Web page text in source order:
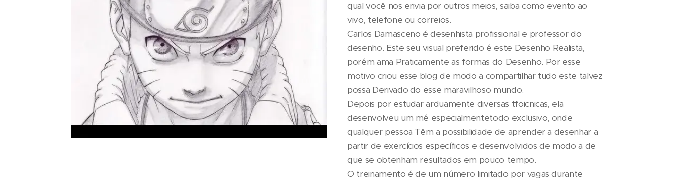
qual você nos envia por outros meios, saiba como evento ao
vivo, telefone ou correios.
Carlos Damasceno é desenhista profissional e professor do
desenho. Este seu visual preferido é este Desenho Realista,
porém ama Praticamente as formas do Desenho. Por esse
motivo criou esse blog de modo a compartilhar tudo este talvez
possa Derivado do esse maravilhoso mundo.
Depois por estudar arduamente diversas tfoicnicas, ela
desenvolveu um mé especialmentetodo exclusivo, onde
qualquer pessoa Têm a possibilidade de aprender a desenhar a
partir de exercícios específicos e desenvolvidos de modo a de
que se obtenham resultados em pouco tempo.
O treinamento é de um número limitado por vagas durante